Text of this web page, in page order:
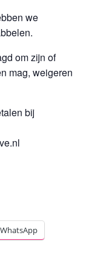
we
om zijn of
mag, weigeren
bij
WhatsApp